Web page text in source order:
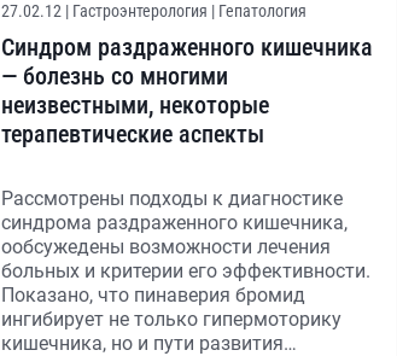
27.02.12 | Гастроэнтерология | Гепатология
Синдром раздраженного кишечника
— болезнь со многими
неизвестными, некоторые
терапевтические аспекты
Рассмотрены подходы к диагностике
синдрома раздраженного кишечника,
ообсужедены возможности лечения
больных и критерии его эффективности.
Показано, что пинаверия бромид
ингибирует не только гипермоторику
кишечника, но и пути развития